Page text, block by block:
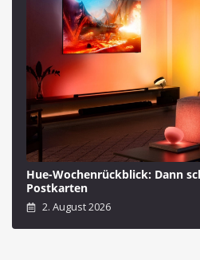
Hue-Wochenrückblick: Dann
Postkarten
2. August 2026